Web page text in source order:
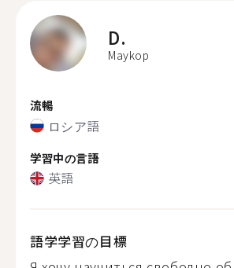
D.
Maykop
流暢
ロシア語
学習中の言語
英語
語学学習の目標